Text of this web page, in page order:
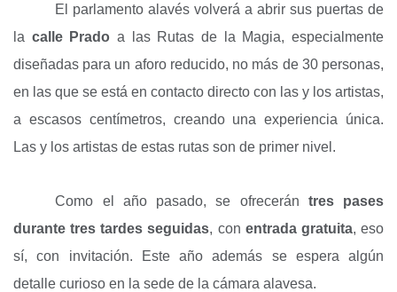
El parlamento alavés volverá a abrir sus puertas de
la calle Prado a las Rutas de la Magia, especialmente
diseñadas para un aforo reducido, no más de 30 personas,
en las que se está en contacto directo con las y los artistas,
a escasos centímetros, creando una experiencia única.
Las y los artistas de estas rutas son de primer nivel.
Como el año pasado, se ofrecerán tres pases
durante tres tardes seguidas, con entrada gratuita, eso
sí, con invitación. Este año además se espera algún
detalle curioso en la sede de la cámara alavesa.